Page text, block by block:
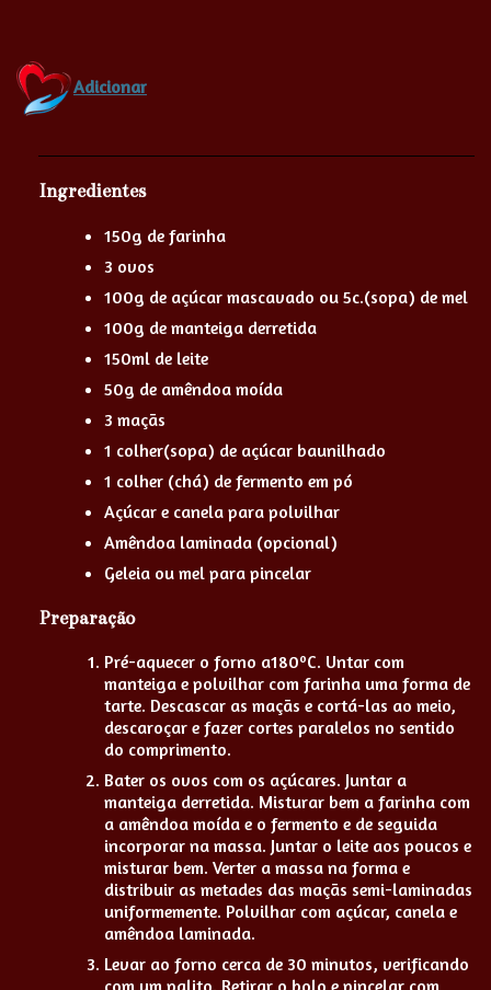
Adicionar
Ingredientes
150g de farinha
3 ovos
100g de açúcar mascavado ou 5c.(sopa) de mel
100g de manteiga derretida
150ml de leite
50g de amêndoa moída
3 maçãs
1 colher(sopa) de açúcar baunilhado
1 colher (chá) de fermento em pó
Açúcar e canela para polvilhar
Amêndoa laminada (opcional)
Geleia ou mel para pincelar
Preparação
Pré-aquecer o forno a180ºC. Untar com
manteiga e polvilhar com farinha uma forma de
tarte. Descascar as maçãs e cortá-las ao meio,
descaroçar e fazer cortes paralelos no sentido
do comprimento.
Bater os ovos com os açúcares. Juntar a
manteiga derretida. Misturar bem a farinha com
a amêndoa moída e o fermento e de seguida
incorporar na massa. Juntar o leite aos poucos e
misturar bem. Verter a massa na forma e
distribuir as metades das maçãs semi-laminadas
uniformemente. Polvilhar com açúcar, canela e
amêndoa laminada.
Levar ao forno cerca de 30 minutos, verificando